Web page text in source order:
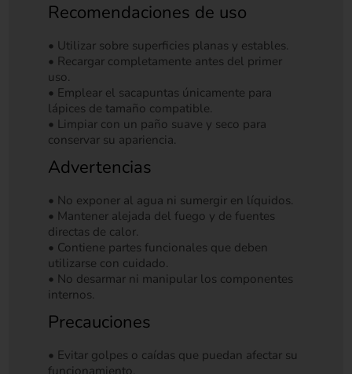
Recomendaciones de uso
• Utilizar sobre superficies planas y estables.
• Recargar completamente antes del primer
uso.
• Emplear el sacapuntas únicamente para
lápices de tamaño compatible.
• Limpiar con un paño suave y seco para
conservar su apariencia.
Advertencias
• No exponer al agua ni sumergir en líquidos.
• Mantener alejada del fuego y de fuentes
directas de calor.
• Contiene partes funcionales que deben
utilizarse con cuidado.
• No desarmar ni manipular los componentes
internos.
Precauciones
• Evitar golpes o caídas que puedan afectar su